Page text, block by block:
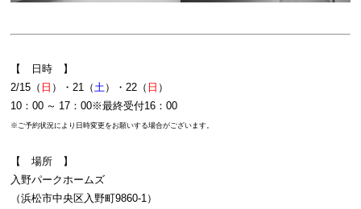
【 日時 】
2/15（ 日 ）・21（ 土 ）・22（ 日 ）
10：00 ～ 17：00※最終受付16：00
※ご予約状況により日時変更をお願いする場合がございます。
【 場所 】
入野パークホームズ
（浜松市中央区入野町9860-1）